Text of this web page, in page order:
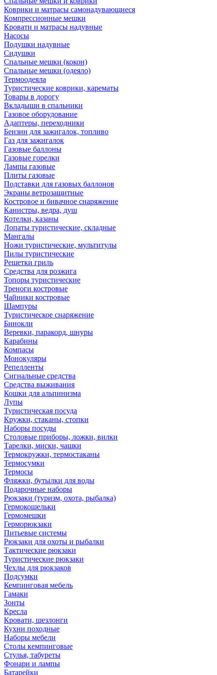
Коврики и матрасы самонадувающиеся
Компрессионные мешки
Кровати и матрасы надувные
Насосы
Подушки надувные
Сидушки
Спальные мешки (кокон)
Спальные мешки (одеяло)
Термоодеяла
Туристические коврики, карематы
Товары в дорогу
Вкладыши в спальники
Газовое оборудование
Адаптеры, переходники
Бензин для зажигалок, топливо
Газ для зажигалок
Газовые баллоны
Газовые горелки
Лампы газовые
Плиты газовые
Подставки для газовых баллонов
Экраны ветрозащитные
Костровое и бивачное снаряжение
Канистры, ведра, душ
Котелки, казаны
Лопаты туристические, складные
Мангалы
Ножи туристические, мультитулы
Пилы туристические
Решетки гриль
Средства для розжига
Топоры туристические
Треноги костровые
Чайники костровые
Шампуры
Туристическое снаряжение
Бинокли
Веревки, паракорд, шнуры
Карабины
Компасы
Монокуляры
Репелленты
Сигнальные средства
Средства выживания
Кошки для альпинизма
Лупы
Туристическая посуда
Кружки, стаканы, стопки
Наборы посуды
Столовые приборы, ложки, вилки
Тарелки, миски, чашки
Термокружки, термостаканы
Термосумки
Термосы
Фляжки, бутылки для воды
Подарочные наборы
Рюкзаки (туризм, охота, рыбалка)
Гермокошельки
Гермомешки
Герморюкзаки
Питьевые системы
Рюкзаки для охоты и рыбалки
Тактические рюкзаки
Туристические рюкзаки
Чехлы для рюкзаков
Подсумки
Кемпинговая мебель
Гамаки
Зонты
Кресла
Кровати, шезлонги
Кухни походные
Наборы мебели
Столы кемпинговые
Стулья, табуреты
Фонари и лампы
Батарейки